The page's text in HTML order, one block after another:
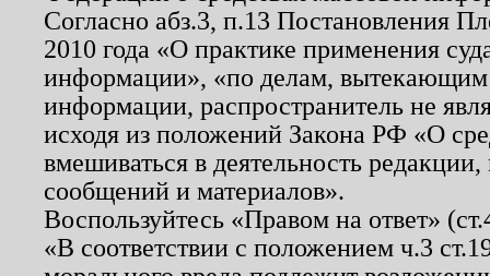
Согласно абз.3, п.13 Постановления
2010 года «О практике применения
информации», «по делам, вытекающим
информации, распространитель не
исходя из положений Закона РФ «О
вмешиваться в деятельность
сообщений и материалов».
Воспользуйтесь «Правом на ответ»
«В соответствии с положением ч.3